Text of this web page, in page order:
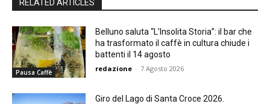
RELATED ARTICLES
Pausa Caffè
Belluno saluta “L’Insolita Storia”: il bar che
ha trasformato il caffè in cultura chiude i
battenti il 14 agosto
redazione - 7 Agosto 2026
Giro del Lago di Santa Croce 2026.